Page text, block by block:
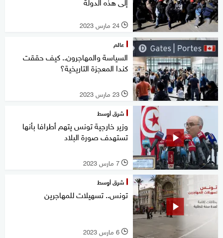
l 24 مارس 2023
عالم
السياسة والمهاجرون.. كيف حققت
كندا المعجزة التاريخية؟
l 23 مارس 2023
شرق أوسط
وزير خارجية تونس يتهم أطرافا بأنها
تستهدف صورة البلاد
l 7 مارس 2023
شرق أوسط
تونس.. تسهيلات للمهاجرين
l 6 مارس 2023